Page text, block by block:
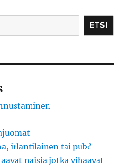
ETSI
irlantilainen tai pub?
naisia jotka vihaavat